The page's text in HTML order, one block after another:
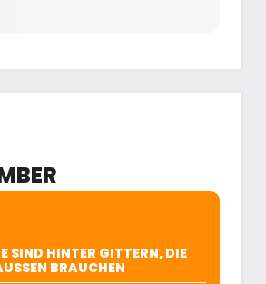
SIND HINTER GITTERN, DIE
BRAUCHEN